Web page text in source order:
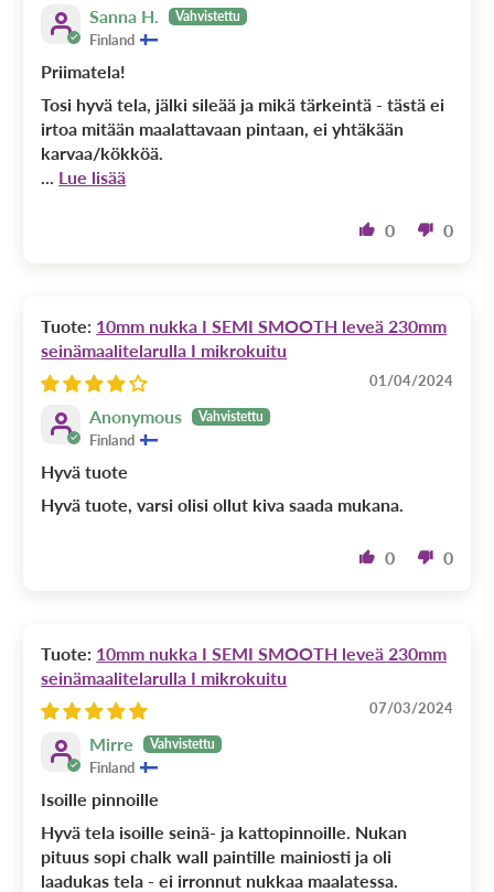
Sanna H.
Finland
Priimatela!
Tosi hyvä tela, jälki sileää ja mikä tärkeintä - tästä ei
irtoa mitään maalattavaan pintaan, ei yhtäkään
karvaa/kökköä.
... Lue lisää
0 0
10mm nukka I SEMI SMOOTH leveä 230mm
seinämaalitelarulla I mikrokuitu
01/04/2024
Anonymous
Finland
Hyvä tuote
Hyvä tuote, varsi olisi ollut kiva saada mukana.
0 0
10mm nukka I SEMI SMOOTH leveä 230mm
seinämaalitelarulla I mikrokuitu
07/03/2024
Mirre
Finland
Isoille pinnoille
Hyvä tela isoille seinä- ja kattopinnoille. Nukan
pituus sopi chalk wall paintille mainiosti ja oli
laadukas tela - ei irronnut nukkaa maalatessa.